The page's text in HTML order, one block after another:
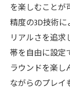
を楽しむことが
精度の3D技術
リアルさを追
帯を自由に設定
ラウンドを楽し
ながらのプレイ